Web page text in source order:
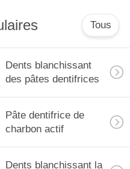
Tous
Dents blanchissant
des pâtes dentifrices
Pâte dentifrice de
charbon actif
Dents blanchissant la